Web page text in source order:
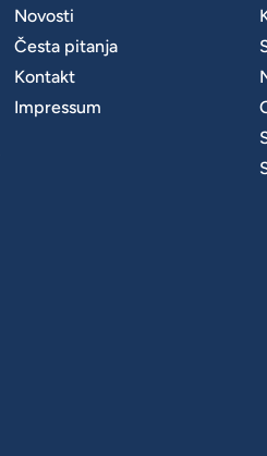
Novosti
Česta pitanja
Kontakt
Impressum